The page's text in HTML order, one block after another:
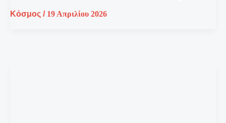
Κόσμος / 19 Απριλίου 2026